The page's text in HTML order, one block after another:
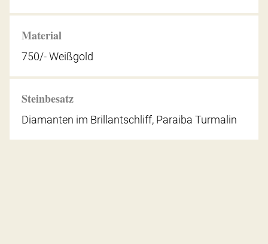
Material
750/- Weißgold
Steinbesatz
Diamanten im Brillantschliff, Paraiba Turmalin